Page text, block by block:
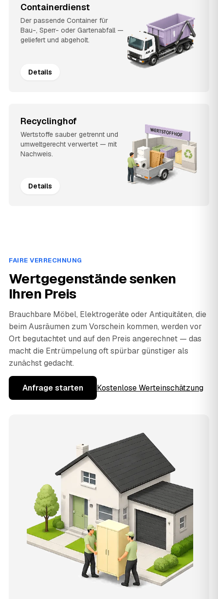
Containerdienst
Der passende Container für
Bau-, Sperr- oder Gartenabfall —
geliefert und abgeholt.
Details
Recyclinghof
Wertstoffe sauber getrennt und
umweltgerecht verwertet — mit
Nachweis.
Details
FAIRE VERRECHNUNG
Wertgegenstände senken
Ihren Preis
Brauchbare Möbel, Elektrogeräte oder Antiquitäten, die
beim Ausräumen zum Vorschein kommen, werden vor
Ort begutachtet und auf den Preis angerechnet — das
macht die Entrümpelung oft spürbar günstiger als
zunächst gedacht.
Anfrage starten Kostenlose Werteinschätzung